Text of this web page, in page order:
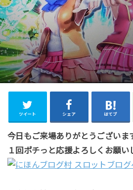
ツイート シェア はてブ
今日もご来場ありがとうございま
１回ポチっと応援よろしくお願い